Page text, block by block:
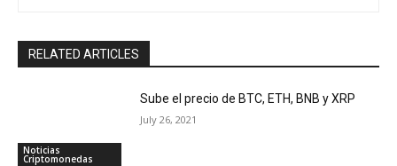
RELATED ARTICLES
Noticias
Criptomonedas
Sube el precio de BTC, ETH, BNB y XRP
July 26, 2021